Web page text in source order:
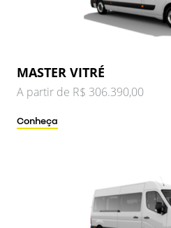
MASTER VITRÉ
A partir de R$ 306.390,00
Conheça